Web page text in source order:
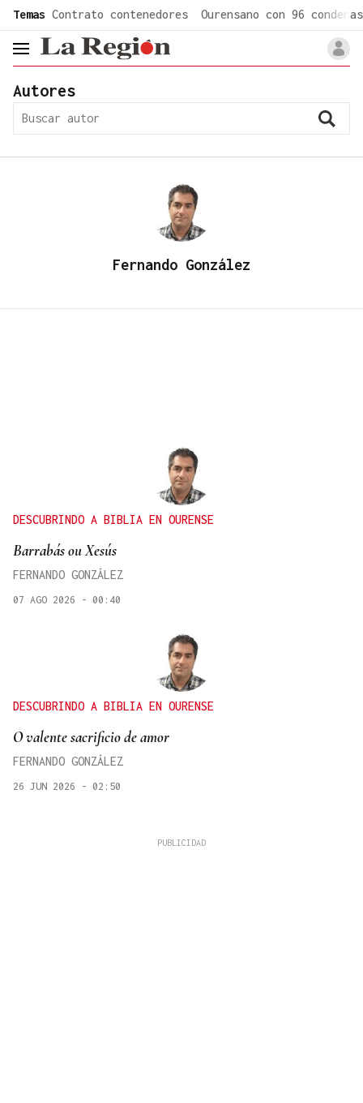
Temas Contrato contenedores Ourensano con 96 condenas
header.menu.open
Autores
Fernando González
DESCUBRINDO A BIBLIA EN OURENSE
Barrabás ou Xesús
FERNANDO GONZÁLEZ
07 AGO 2026 - 00:40
DESCUBRINDO A BIBLIA EN OURENSE
O valente sacrificio de amor
FERNANDO GONZÁLEZ
26 JUN 2026 - 02:50